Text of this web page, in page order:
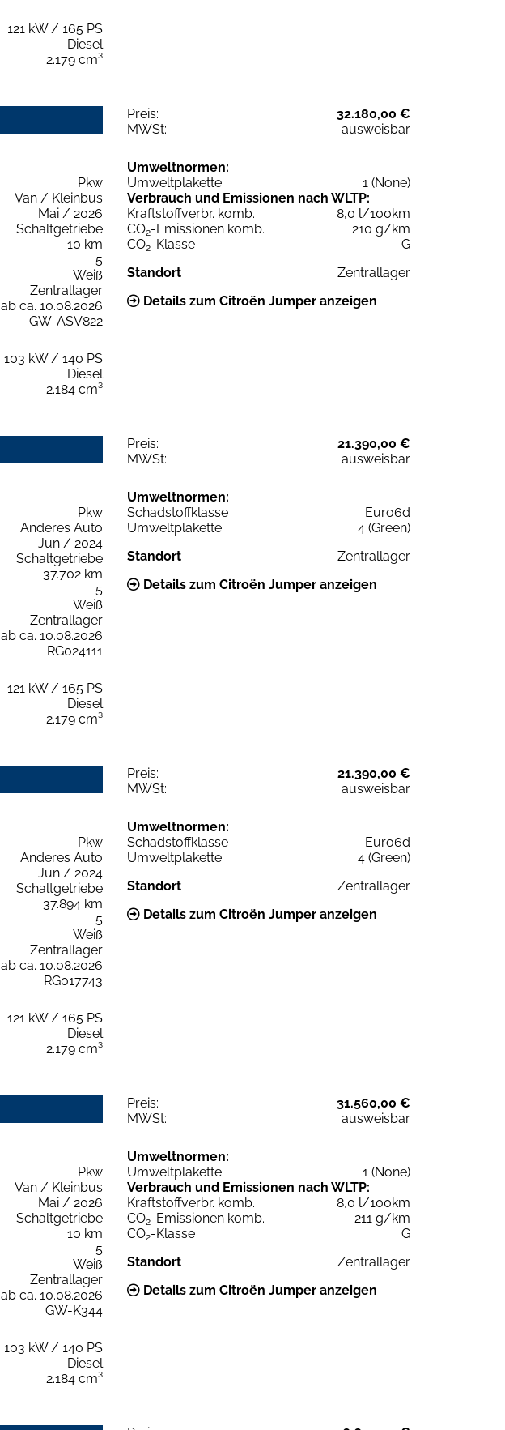
121 kW / 165 PS
Diesel
2.179 cm³
Preis:
32.180,00 €
MWSt:
ausweisbar
Pkw
Van / Kleinbus
Mai / 2026
Schaltgetriebe
10 km
5
Weiß
Zentrallager
ab ca. 10.08.2026
GW-ASV822
103 kW / 140 PS
Diesel
2.184 cm³
Umweltnormen:
Umweltplakette
1 (None)
Verbrauch und Emissionen nach WLTP:
Kraftstoffverbr. komb.
8,0 l/100km
CO2-Emissionen komb.
210 g/km
CO2-Klasse
G
Standort
Zentrallager
Details zum Citroën Jumper anzeigen
Preis:
21.390,00 €
MWSt:
ausweisbar
Pkw
Anderes Auto
Jun / 2024
Schaltgetriebe
37.702 km
5
Weiß
Zentrallager
ab ca. 10.08.2026
RG024111
121 kW / 165 PS
Diesel
2.179 cm³
Umweltnormen:
Schadstoffklasse
Euro6d
Umweltplakette
4 (Green)
Standort
Zentrallager
Details zum Citroën Jumper anzeigen
Preis:
21.390,00 €
MWSt:
ausweisbar
Pkw
Anderes Auto
Jun / 2024
Schaltgetriebe
37.894 km
5
Weiß
Zentrallager
ab ca. 10.08.2026
RG017743
121 kW / 165 PS
Diesel
2.179 cm³
Umweltnormen:
Schadstoffklasse
Euro6d
Umweltplakette
4 (Green)
Standort
Zentrallager
Details zum Citroën Jumper anzeigen
Preis:
31.560,00 €
MWSt:
ausweisbar
Pkw
Van / Kleinbus
Mai / 2026
Schaltgetriebe
10 km
5
Weiß
Zentrallager
ab ca. 10.08.2026
GW-K344
103 kW / 140 PS
Diesel
2.184 cm³
Umweltnormen:
Umweltplakette
1 (None)
Verbrauch und Emissionen nach WLTP:
Kraftstoffverbr. komb.
8,0 l/100km
CO2-Emissionen komb.
211 g/km
CO2-Klasse
G
Standort
Zentrallager
Details zum Citroën Jumper anzeigen